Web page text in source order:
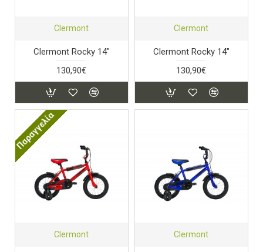
Clermont
Clermont Rocky 14"
130,90€
Clermont
Clermont Rocky 14"
130,90€
Παραγγελία
Clermont Clermont